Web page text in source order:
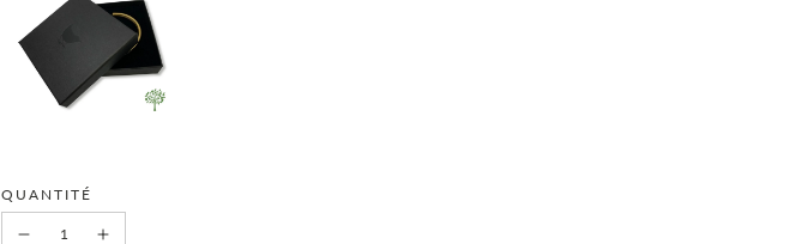
QUANTITÉ